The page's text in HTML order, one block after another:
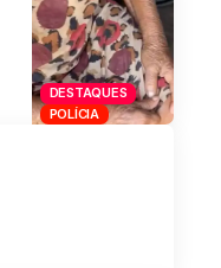
DESTAQUES
POLÍCIA